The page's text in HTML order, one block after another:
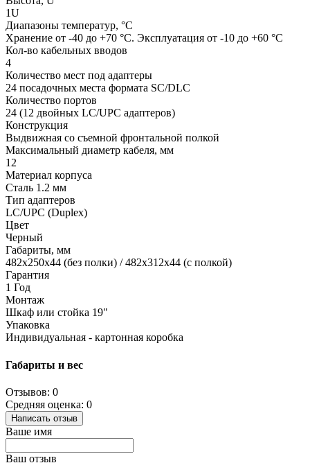
1U
Диапазоны температур, °C
Хранение от -40 до +70 °C. Эксплуатация от -10 до +60 °C
Кол-во кабельных вводов
4
Количество мест под адаптеры
24 посадочных места формата SC/DLC
Количество портов
24 (12 двойных LC/UPC адаптеров)
Конструкция
Выдвижная со съемной фронтальной полкой
Максимальный диаметр кабеля, мм
12
Материал корпуса
Сталь 1.2 мм
Тип адаптеров
LC/UPC (Duplex)
Цвет
Черный
Габариты, мм
482х250х44 (без полки) / 482х312х44 (с полкой)
Гарантия
1 Год
Монтаж
Шкаф или стойка 19"
Упаковка
Индивидуальная - картонная коробка
Габариты и вес
Отзывов: 0
Средняя оценка: 0
Написать отзыв
Ваше имя
Ваш отзыв